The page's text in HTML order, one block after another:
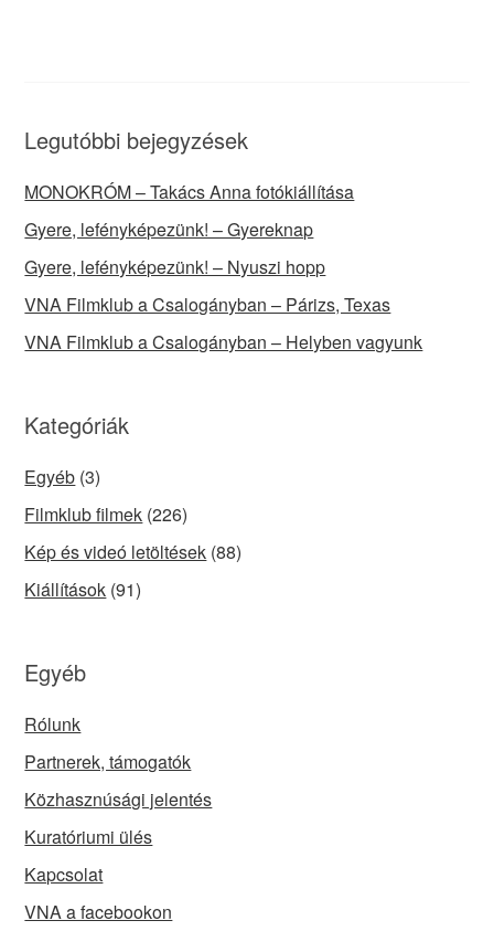
Legutóbbi bejegyzések
MONOKRÓM – Takács Anna fotókiállítása
Gyere, lefényképezünk! – Gyereknap
Gyere, lefényképezünk! – Nyuszi hopp
VNA Filmklub a Csalogányban – Párizs, Texas
VNA Filmklub a Csalogányban – Helyben vagyunk
Kategóriák
Egyéb (3)
Filmklub filmek (226)
Kép és videó letöltések (88)
Kiállítások (91)
Egyéb
Rólunk
Partnerek, támogatók
Közhasznúsági jelentés
Kuratóriumi ülés
Kapcsolat
VNA a facebookon